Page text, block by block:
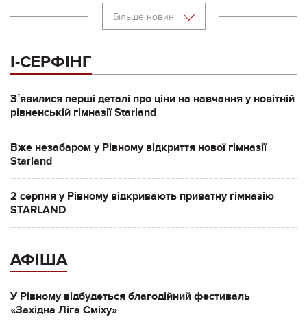
Більше новин
І-СЕРФІНГ
Зʼявилися перші деталі про ціни на навчання у новітній
рівненській гімназії Starland
Вже незабаром у Рівному відкриття нової гімназії
Starland
2 серпня у Рівному відкривають приватну гімназію
STARLAND
АФІША
У Рівному відбудеться благодійний фестиваль
«Західна Ліга Сміху»